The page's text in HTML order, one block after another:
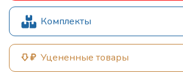
Комплекты
Уцененные товары